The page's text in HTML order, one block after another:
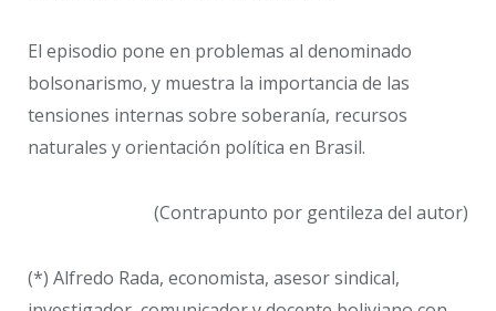
El episodio pone en problemas al denominado
bolsonarismo, y muestra la importancia de las
tensiones internas sobre soberanía, recursos
naturales y orientación política en Brasil.
(Contrapunto por gentileza del autor)
(*) Alfredo Rada, economista, asesor sindical,